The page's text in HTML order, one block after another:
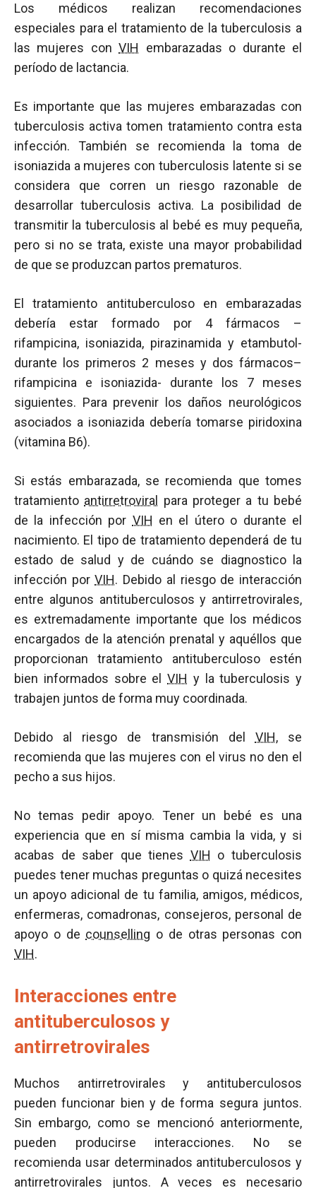
Los médicos realizan recomendaciones
especiales para el tratamiento de la tuberculosis a
las mujeres conVIH
embarazadas o durante el
período de lactancia.
Es importante que las mujeres embarazadas con
tuberculosis activa tomen tratamiento contra esta
infección. También se recomienda la toma de
isoniazida a mujeres con tuberculosis latente si se
considera que corren un riesgo razonable de
desarrollar tuberculosis activa. La posibilidad de
transmitir la tuberculosis al bebé es muy pequeña,
pero si no se trata, existe una mayor probabilidad
de que se produzcan partos prematuros.
El tratamiento antituberculoso en embarazadas
debería estar formado por 4 fármacos –
rifampicina, isoniazida, pirazinamida y etambutol-
durante los primeros 2 meses y dos fármacos–
rifampicina e isoniazida- durante los 7 meses
siguientes. Para prevenir los daños neurológicos
asociados a isoniazida debería tomarse piridoxina
(vitamina B6).
Si estás embarazada, se recomienda que tomes
tratamiento antirretroviral
para proteger a tu bebé
de la infección por VIH en el útero o durante el
nacimiento. El tipo de tratamiento dependerá de tu
estado de salud y de cuándo se diagnostico la
infección porVIH. Debido al riesgo de interacción
entre algunos antituberculosos y antirretrovirales,
es extremadamente importante que los médicos
encargados de la atención prenatal y aquéllos que
proporcionan tratamiento antituberculoso estén
bien informados sobre el VIH y la tuberculosis y
trabajen juntos de forma muy coordinada.
Debido al riesgo de transmisión del VIH, se
recomienda que las mujeres con el virus no den el
pecho a sus hijos.
No temas pedir apoyo. Tener un bebé es una
experiencia que en sí misma cambia la vida, y si
acabas de saber que tienes VIH o tuberculosis
puedes tener muchas preguntas o quizá necesites
un apoyo adicional de tu familia, amigos, médicos,
enfermeras, comadronas, consejeros, personal de
apoyo o de counselling o de otras personas con
VIH.
Interacciones entre
antituberculosos y
antirretrovirales
Muchos antirretrovirales y antituberculosos
pueden funcionar bien y de forma segura juntos.
Sin embargo, como se mencionó anteriormente,
pueden producirse interacciones. No se
recomienda usar determinados antituberculosos y
antirretrovirales juntos. A veces es necesario